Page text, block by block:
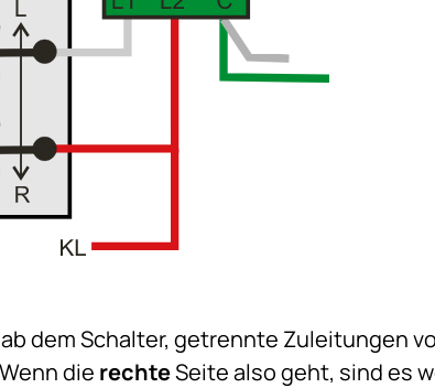
dem Schalter, getrennte Zuleitungen
die rechteSeite also geht, sind es